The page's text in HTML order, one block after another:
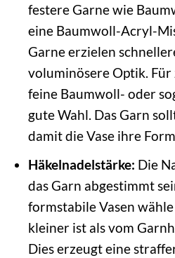
festere Garne wie
eine Baumwoll-Acryl-
Garne erzielen
voluminösere Optik. Für
feine Baumwoll- oder
gute Wahl. Das Garn
damit die Vase ihre
Häkelnadelstärke: Die
das Garn abgestimmt
formstabile Vasen
kleiner ist als vom
Dies erzeugt eine